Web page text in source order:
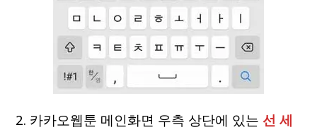
2. 카카오웹툰 메인화면 우측 상단에 있는선 세